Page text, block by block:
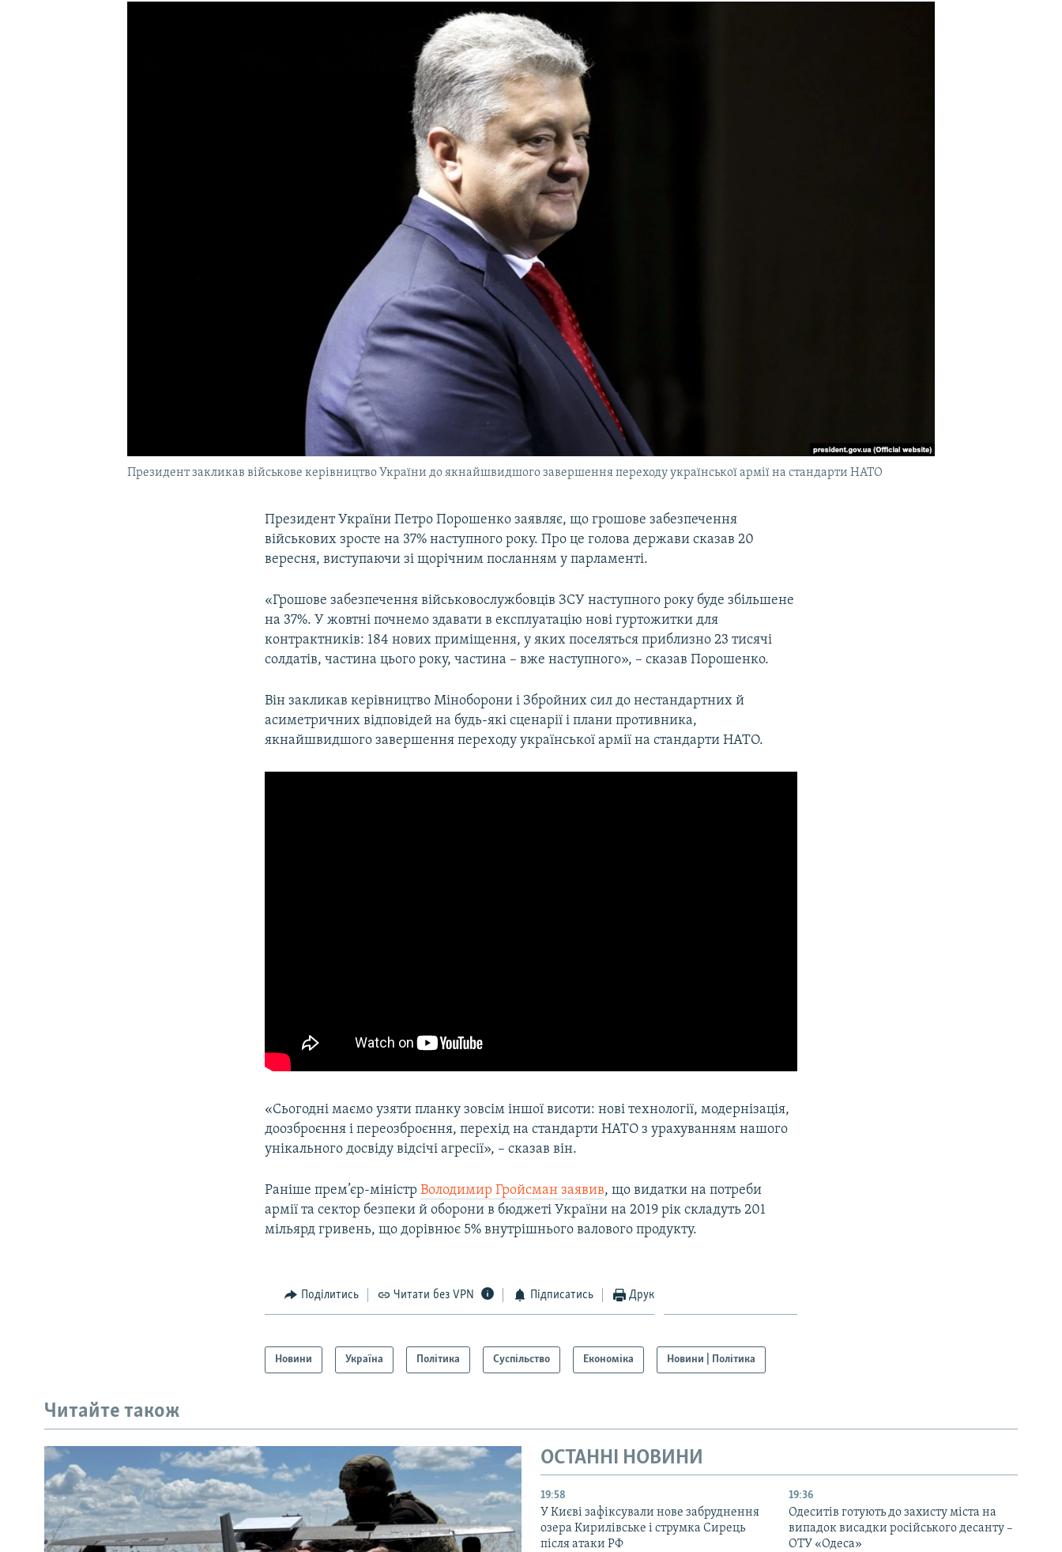
Президент закликав військове керівництво України до якнайшвидшого завершення переходу української армії на стандарти НАТО
Президент України Петро Порошенко заявляє, що грошове забезпечення
військових зросте на 37% наступного року. Про це голова держави сказав 20
вересня, виступаючи зі щорічним посланням у парламенті.
«Грошове забезпечення військовослужбовців ЗСУ наступного року буде збільшене
на 37%. У жовтні почнемо здавати в експлуатацію нові гуртожитки для
контрактників: 184 нових приміщення, у яких поселяться приблизно 23 тисячі
солдатів, частина цього року, частина – вже наступного», – сказав Порошенко.
Він закликав керівництво Міноборони і Збройних сил до нестандартних й
асиметричних відповідей на будь-які сценарії і плани противника,
якнайшвидшого завершення переходу української армії на стандарти НАТО.
«Сьогодні маємо узяти планку зовсім іншої висоти: нові технології, модернізація,
доозброєння і переозброєння, перехід на стандарти НАТО з урахуванням нашого
унікального досвіду відсічі агресії», – сказав він.
Раніше прем’єр-міністрВолодимир Гройсман заявив, що видатки на потреби
армії та сектор безпеки й оборони в бюджеті України на 2019 рік складуть 201
мільярд гривень, що дорівнює 5% внутрішнього валового продукту.
Поділитись Читати без VPN Підписатись Друк
Новини Україна Політика Суспільство Економіка Новини | Політика
Читайте також
ОСТАННІ НОВИНИ
19:58
У Києві зафіксували нове забруднення
озера Кирилівське і струмка Сирець
після атаки РФ
19:36
Одеситів готують до захисту міста на
випадок висадки російського десанту –
ОТУ «Одеса»